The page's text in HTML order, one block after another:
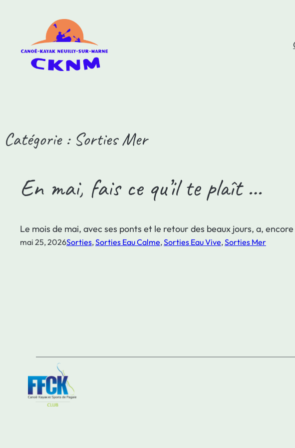
Catégorie : Sorties Mer
En mai, fais ce qu’il te plaît …
Le mois de mai, avec ses ponts et le retour des beaux jours, a,
mai 25, 2026Sorties, Sorties Eau Calme, Sorties Eau Vive, Sorties Mer